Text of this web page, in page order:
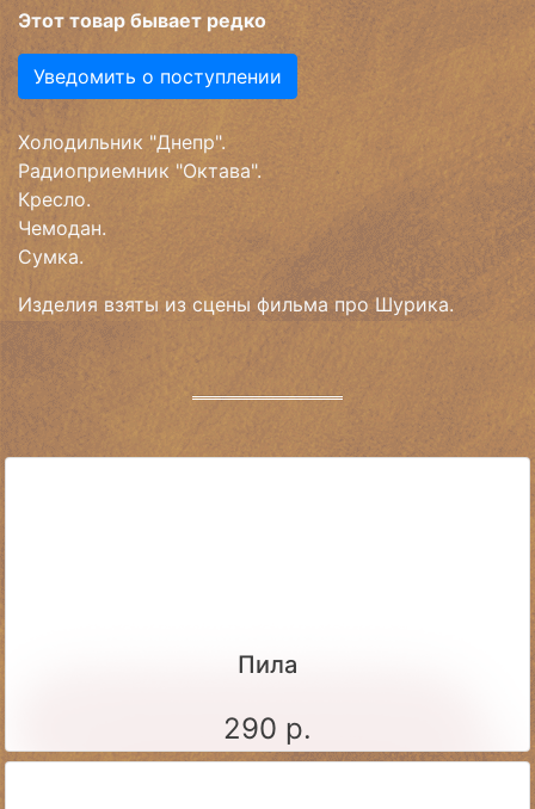
Этот товар бывает редко
Уведомить о поступлении
Холодильник "Днепр".
Радиоприемник "Октава".
Кресло.
Чемодан.
Сумка.
Изделия взяты из сцены фильма про Шурика.
Пила
290 р.